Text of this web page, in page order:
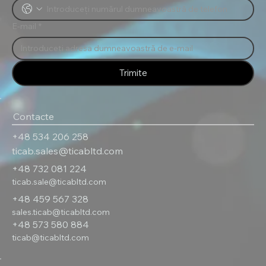
Contacte
+48 534 206 258
ticab.sales@ticabltd.com
+48 732 081 224
ticab.sale@ticabltd.com
+48 459 567 328
sales.ticab@ticabltd.com
+48 573 580 884
ticab@ticabltd.com
Trimite